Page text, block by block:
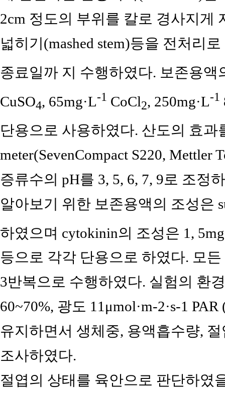
2cm 정도의 부위를 칼로 경사지게
넓히기(mashed stem)등을 전처리
종료일까 지 수행하였다. 보존용액
CuSO4, 65mg·L-1 CoCl2, 250mg·L-1
단용으로 사용하였다. 산도의 효과
meter(SevenCompact S220, Mettler
증류수의 pH를 3, 5, 6, 7, 9로 조정
알아보기 위한 보존용액의 조성은
하였으며 cytokinin의 조성은 1,
등으로 각각 단용으로 하였다. 모
3반복으로 수행하였다. 실험의 환
60~70%, 광도 11μmol·m-2·s-1
유지하면서 생체중, 용액흡수량,
조사하였다.
절엽의 상태를 육안으로 판단하였